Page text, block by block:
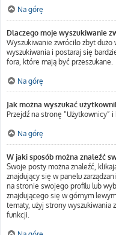
Na górę
Dlaczego moje wyszukiwanie
Wyszukiwanie zwróciło zbyt
wyszukiwania i postaraj się
fora, które mają być przeszukane.
Na górę
Jak można wyszukać
Przejdź na stronę “Użytkownicy”
Na górę
W jaki sposób można znaleźć
Swoje posty można znaleźć,
znajdujący się w panelu
na stronie swojego profilu lub
znajdującego się w górnym
tematy, użyj strony wyszukiwania
funkcji.